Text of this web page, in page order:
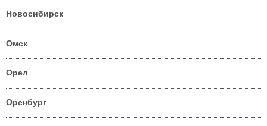
Новосибирск
Омск
Орел
Оренбург